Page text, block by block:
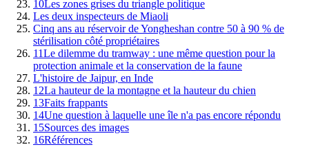
10Les zones grises du triangle politique
Les deux inspecteurs de Miaoli
Cinq ans au réservoir de Yongheshan contre 50 à 90 % de
stérilisation côté propriétaires
11Le dilemme du tramway : une même question pour la
protection animale et la conservation de la faune
L'histoire de Jaipur, en Inde
12La hauteur de la montagne et la hauteur du chien
13Faits frappants
14Une question à laquelle une île n'a pas encore répondu
15Sources des images
16Références